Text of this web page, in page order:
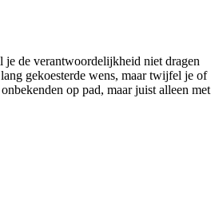
de verantwoordelijkheid niet dragen
gekoesterde wens, maar twijfel je of
op pad, maar juist alleen met